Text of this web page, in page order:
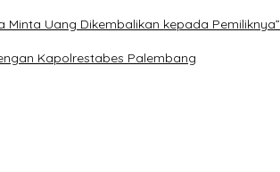
Minta Uang Dikembalikan kepada Pemiliknya”
Kapolrestabes Palembang